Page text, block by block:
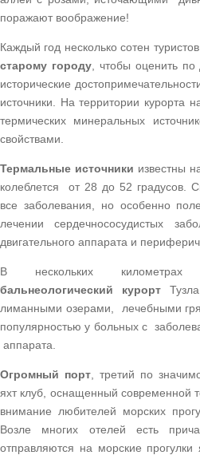
поражают воображение!
Каждый год несколько сотен
старому городу, чтобы оценить по
исторические
источники. На территории курорта
термических минеральных
свойствами.
Термальные источники известны
колеблется от 28 до 52 градусов.
все заболевания, но особенно
лечении сердечнососудистых
двигательного аппарата и
В нескольких километрах
бальнеологический курорт
лиманными озерами, лечебными
популярностью у больных с
аппарата.
Огромный порт, третий по
яхт клуб, оснащенный современной
внимание любителей морских
Возле многих отелей есть
отправляются на морские